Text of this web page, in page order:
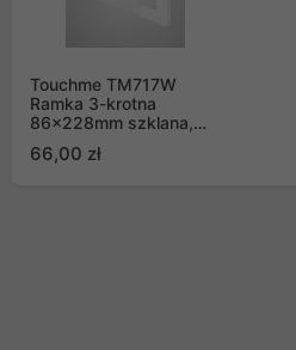
Touchme TM717W
Ramka 3-krotna
86x228mm szklana,
66,00 zł